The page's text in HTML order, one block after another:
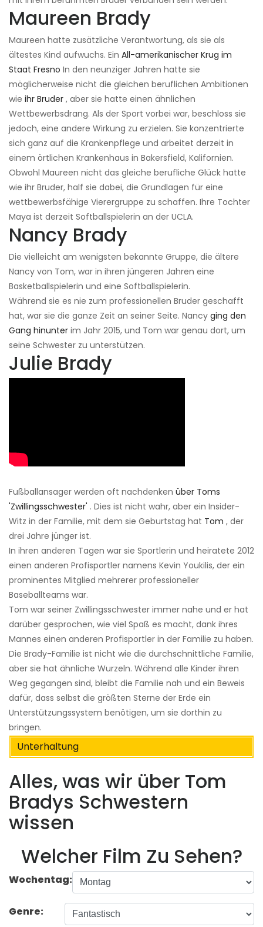
Maureen Brady
Maureen hatte zusätzliche Verantwortung, als sie als
ältestes Kind aufwuchs. Ein All-amerikanischer Krug im
Staat Fresno In den neunziger Jahren hatte sie
möglicherweise nicht die gleichen beruflichen Ambitionen
wie ihr Bruder , aber sie hatte einen ähnlichen
Wettbewerbsdrang. Als der Sport vorbei war, beschloss sie
jedoch, eine andere Wirkung zu erzielen. Sie konzentrierte
sich ganz auf die Krankenpflege und arbeitet derzeit in
einem örtlichen Krankenhaus in Bakersfield, Kalifornien.
Obwohl Maureen nicht das gleiche berufliche Glück hatte
wie ihr Bruder, half sie dabei, die Grundlagen für eine
wettbewerbsfähige Vierergruppe zu schaffen. Ihre Tochter
Maya ist derzeit Softballspielerin an der UCLA.
Nancy Brady
Die vielleicht am wenigsten bekannte Gruppe, die ältere
Nancy von Tom, war in ihren jüngeren Jahren eine
Basketballspielerin und eine Softballspielerin.
Während sie es nie zum professionellen Bruder geschafft
hat, war sie die ganze Zeit an seiner Seite. Nancy ging den
Gang hinunter im Jahr 2015, und Tom war genau dort, um
seine Schwester zu unterstützen.
Julie Brady
Fußballansager werden oft nachdenken über Toms
'Zwillingsschwester' . Dies ist nicht wahr, aber ein Insider-
Witz in der Familie, mit dem sie Geburtstag hat Tom , der
drei Jahre jünger ist.
In ihren anderen Tagen war sie Sportlerin und heiratete 2012
einen anderen Profisportler namens Kevin Youkilis, der ein
prominentes Mitglied mehrerer professioneller
Baseballteams war.
Tom war seiner Zwillingsschwester immer nahe und er hat
darüber gesprochen, wie viel Spaß es macht, dank ihres
Mannes einen anderen Profisportler in der Familie zu haben.
Die Brady-Familie ist nicht wie die durchschnittliche Familie,
aber sie hat ähnliche Wurzeln. Während alle Kinder ihren
Weg gegangen sind, bleibt die Familie nah und ein Beweis
dafür, dass selbst die größten Sterne der Erde ein
Unterstützungssystem benötigen, um sie dorthin zu
bringen.
Unterhaltung
Alles, was wir über Tom
Bradys Schwestern
wissen
Welcher Film Zu Sehen?
Wochentag:
Genre: